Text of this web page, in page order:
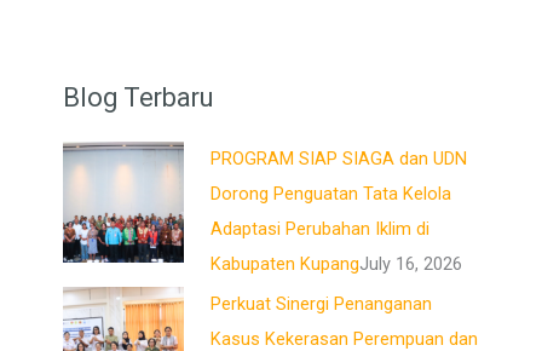
Blog Terbaru
PROGRAM SIAP SIAGA dan UDN
Dorong Penguatan Tata Kelola
Adaptasi Perubahan Iklim di
Kabupaten KupangJuly 16, 2026
Perkuat Sinergi Penanganan
Kasus Kekerasan Perempuan dan